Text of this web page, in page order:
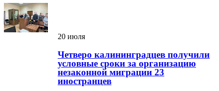
20 июля
Четверо калининградцев получили
условные сроки за организацию
незаконной миграции 23
иностранцев